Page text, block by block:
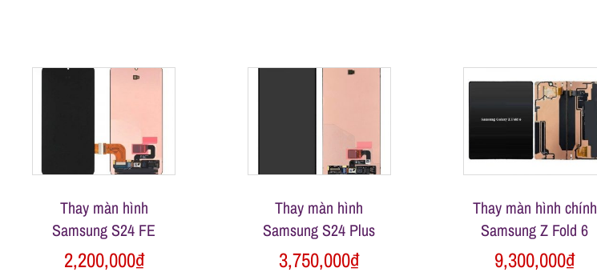
c
a Thay màn hình
Samsung S24 FE
2,200,000₫
Thay màn hình
Samsung S24 Plus
3,750,000₫
Thay màn hình chính
Samsung Z Fold 6
9,300,000₫